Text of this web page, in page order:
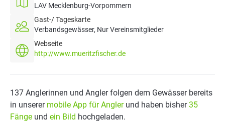
LAV Mecklenburg-Vorpommern
Gast-/ Tageskarte
Verbandsgewässer, Nur Vereinsmitglieder
Webseite
http://www.mueritzfischer.de
137 Anglerinnen und Angler folgen dem Gewässer bereits
in unserer mobile App für Anglerund haben bisher35
Fänge und ein Bild hochgeladen.